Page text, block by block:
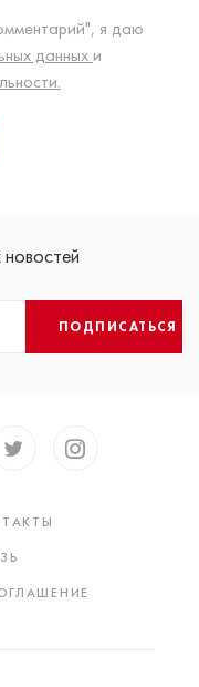
я даю
данных и
новостей
ПОДПИСАТЬСЯ